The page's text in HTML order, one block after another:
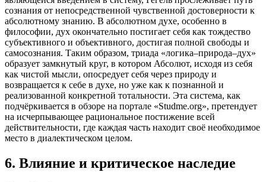
сознания от непосредственной чувственной достоверности к
абсолютному знанию. В абсолютном духе, особенно в
философии, дух окончательно постигает себя как тождество
субъективного и объективного, достигая полной свободы и
самосознания. Таким образом, триада «логика–природа–дух»
образует замкнутый круг, в котором Абсолют, исходя из себя
как чистой мысли, опосредует себя через природу и
возвращается к себе в духе, но уже как к познанной и
реализованной конкретной тотальности. Эта система, как
подчёркивается в обзоре на портале «Studme.org», претендует
на исчерпывающее рациональное постижение всей
действительности, где каждая часть находит своё необходимое
место в диалектическом целом.
6. Влияние и критическое наследие